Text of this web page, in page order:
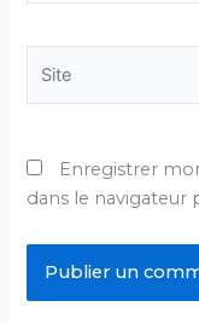
Enregistrer
dans le